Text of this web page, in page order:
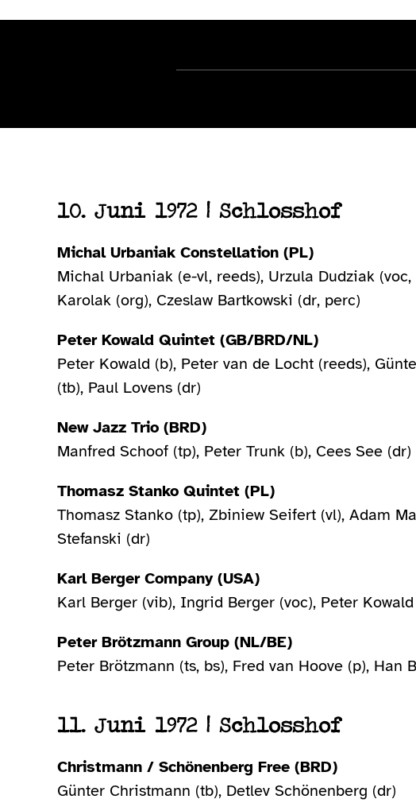
10. Juni 1972 | Schlosshof
Michal Urbaniak Constellation (PL)
Michal Urbaniak (e-vl, reeds), Urzula Dudziak
Karolak (org), Czeslaw Bartkowski (dr, perc)
Peter Kowald Quintet (GB/BRD/NL)
Peter Kowald (b), Peter van de Locht (reeds),
(tb), Paul Lovens (dr)
New Jazz Trio (BRD)
Manfred Schoof (tp), Peter Trunk (b), Cees See (dr)
Thomasz Stanko Quintet (PL)
Thomasz Stanko (tp), Zbiniew Seifert (vl), Adam
Stefanski (dr)
Karl Berger Company (USA)
Karl Berger (vib), Ingrid Berger (voc), Peter
Peter Brötzmann Group (NL/BE)
Peter Brötzmann (ts, bs), Fred van Hoove (p), Han
11. Juni 1972 | Schlosshof
Christmann / Schönenberg Free (BRD)
Günter Christmann (tb), Detlev Schönenberg (dr)